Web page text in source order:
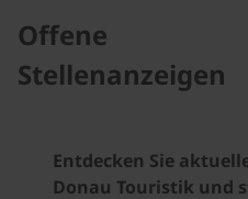
Offene
Stellenanzeigen
Entdecken Sie
Donau Touristik und